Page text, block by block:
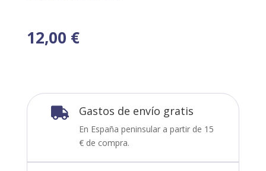
12,00 €
 Gastos de envío gratis
En España peninsular a partir de 15
€ de compra.